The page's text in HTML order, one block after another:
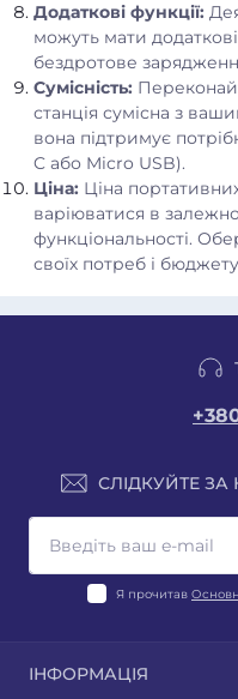
Додаткові функції:
можуть мати додаткові
бездротове
Сумісність:
станція сумісна з
вона підтримує
C або Micro USB).
Ціна: Ціна
варіюватися в
функціональності.
своїх потреб і
СЛІДКУЙТЕ
Я прочитав
ІНФОРМАЦІЯ